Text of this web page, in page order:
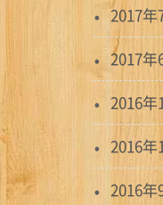
2017年
2017年
2016年
2016年
2016年